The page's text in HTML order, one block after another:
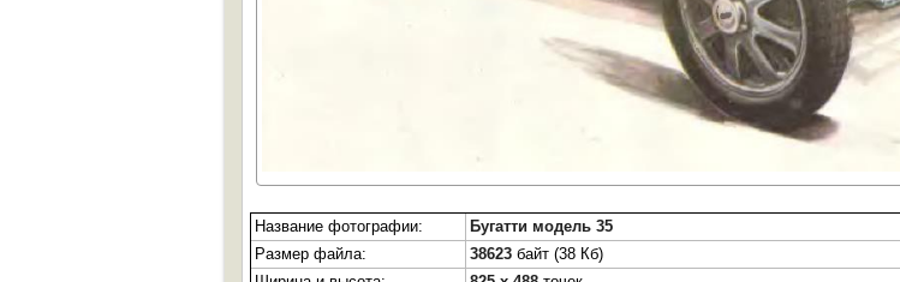
Название фотографии:
Бугатти модель 35
Размер файла:
38623 байт (38 Кб)